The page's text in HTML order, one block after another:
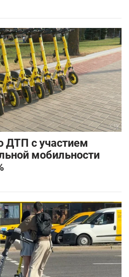
ДТП с участием
мобильности